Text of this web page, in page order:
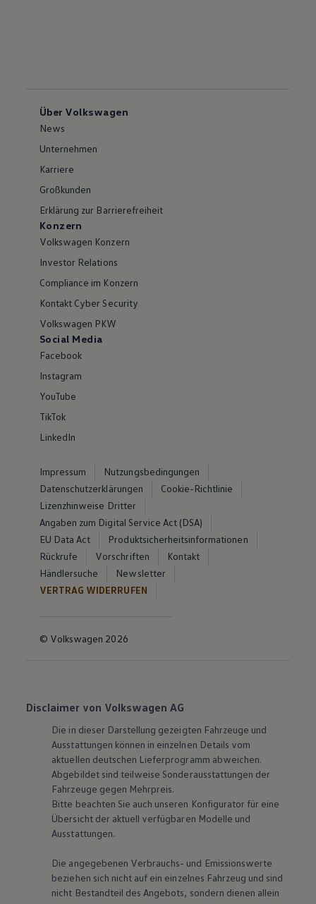
Über Volkswagen
News
Unternehmen
Karriere
Großkunden
Erklärung zur Barrierefreiheit
Konzern
Volkswagen Konzern
Investor Relations
Compliance im Konzern
Kontakt Cyber Security
Volkswagen PKW
Social Media
Facebook
Instagram
YouTube
TikTok
LinkedIn
Impressum
Nutzungsbedingungen
Datenschutzerklärungen
Cookie-Richtlinie
Lizenzhinweise Dritter
Angaben zum Digital Service Act (DSA)
EU Data Act
Produktsicherheitsinformationen
Rückrufe
Vorschriften
Kontakt
Händlersuche
Newsletter
VERTRAG WIDERRUFEN
© Volkswagen 2026
Disclaimer von Volkswagen AG
Die in dieser Darstellung gezeigten Fahrzeuge und
Ausstattungen können in einzelnen Details vom
aktuellen deutschen Lieferprogramm abweichen.
Abgebildet sind teilweise Sonderausstattungen der
Fahrzeuge gegen Mehrpreis.
Bitte beachten Sie auch unseren Konfigurator für eine
Übersicht der aktuell verfügbaren Modelle und
Ausstattungen.
Die angegebenen Verbrauchs- und Emissionswerte
beziehen sich nicht auf ein einzelnes Fahrzeug und sind
nicht Bestandteil des Angebots, sondern dienen allein